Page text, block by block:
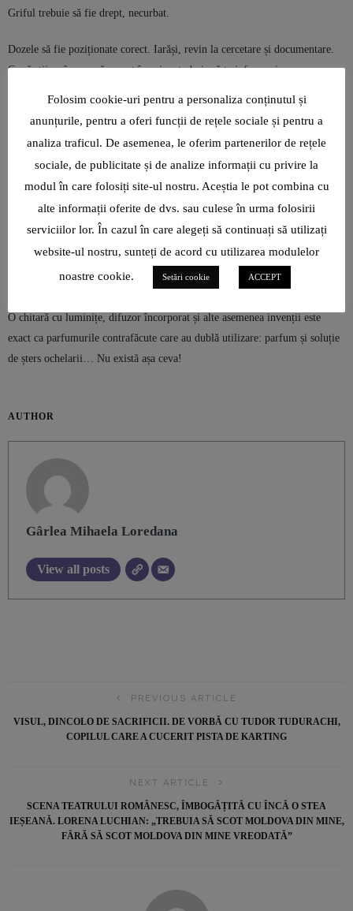
Griful trebuie să fie drept, necurbat.
Dozele să fie poziționate corect. Iarăși, revin la cercetare și documentare.
Ca să știi ce înseamnă corect în orice, trebuie să te informezi.
Mecanismele pot fi din plastic, metal, perlate etc. Desigur că mecanismele
contează în valoarea și autenticitatea unui produs.
Chitara este autentică dacă în cutia de rezonanță a acesteia există o etichetă
pe care sunt scrise date de identificare precum modelul, anul și semnătura
lutierului.
Seria unei chitare de marcă autentică există întotdeauna în spatele
mecanismului. Există siteuri care ajută la identificarea seriilor, dacă ele
sunt adevărate.
O chitară cu luminițe, difuzor încorporat și alte asemenea invenții este
exact ca parfumurile contrafăcute care au dublă utilizare: parfum și soluție
de șters ochelarii… Nu există așa ceva!
AUTHOR
Gârlea Mihaela Loredana
View all posts
PREVIOUS ARTICLE
VISUL, DINCOLO DE SACRIFICII. DE VORBĂ CU TUDOR TUDURACHI,
COPILUL CARE A CUCERIT PISTA DE KARTING
NEXT ARTICLE
SCENA TEATRULUI ROMÂNESC, ÎMBOGĂȚITĂ CU ÎNCĂ O STEA
IEȘEANĂ. LORENA LUCHIAN: „TREBUIA SĂ SCOT MOLDOVA DIN MINE,
FĂRĂ SĂ SCOT MOLDOVA DIN MINE VREODATĂ”
Folosim cookie-uri pentru a personaliza conținutul și
anunțurile, pentru a oferi funcții de rețele sociale și pentru a
analiza traficul. De asemenea, le oferim partenerilor de rețele
sociale, de publicitate și de analize informații cu privire la
modul în care folosiți site-ul nostru. Aceștia le pot combina cu
alte informații oferite de dvs. sau culese în urma folosirii
serviciilor lor. În cazul în care alegeți să continuați să utilizați
website-ul nostru, sunteți de acord cu utilizarea modulelor
noastre cookie.
Setări cookie ACCEPT